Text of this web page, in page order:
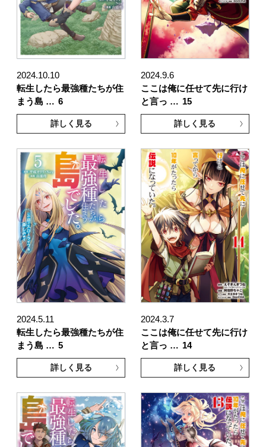
2024.10.10
転生したら最強種たちが住
まう島 … 6
詳しく見る
2024.9.6
ここは俺に任せて先に行け
と言っ … 15
詳しく見る
2024.5.11
転生したら最強種たちが住
まう島 … 5
詳しく見る
2024.3.7
ここは俺に任せて先に行け
と言っ … 14
詳しく見る